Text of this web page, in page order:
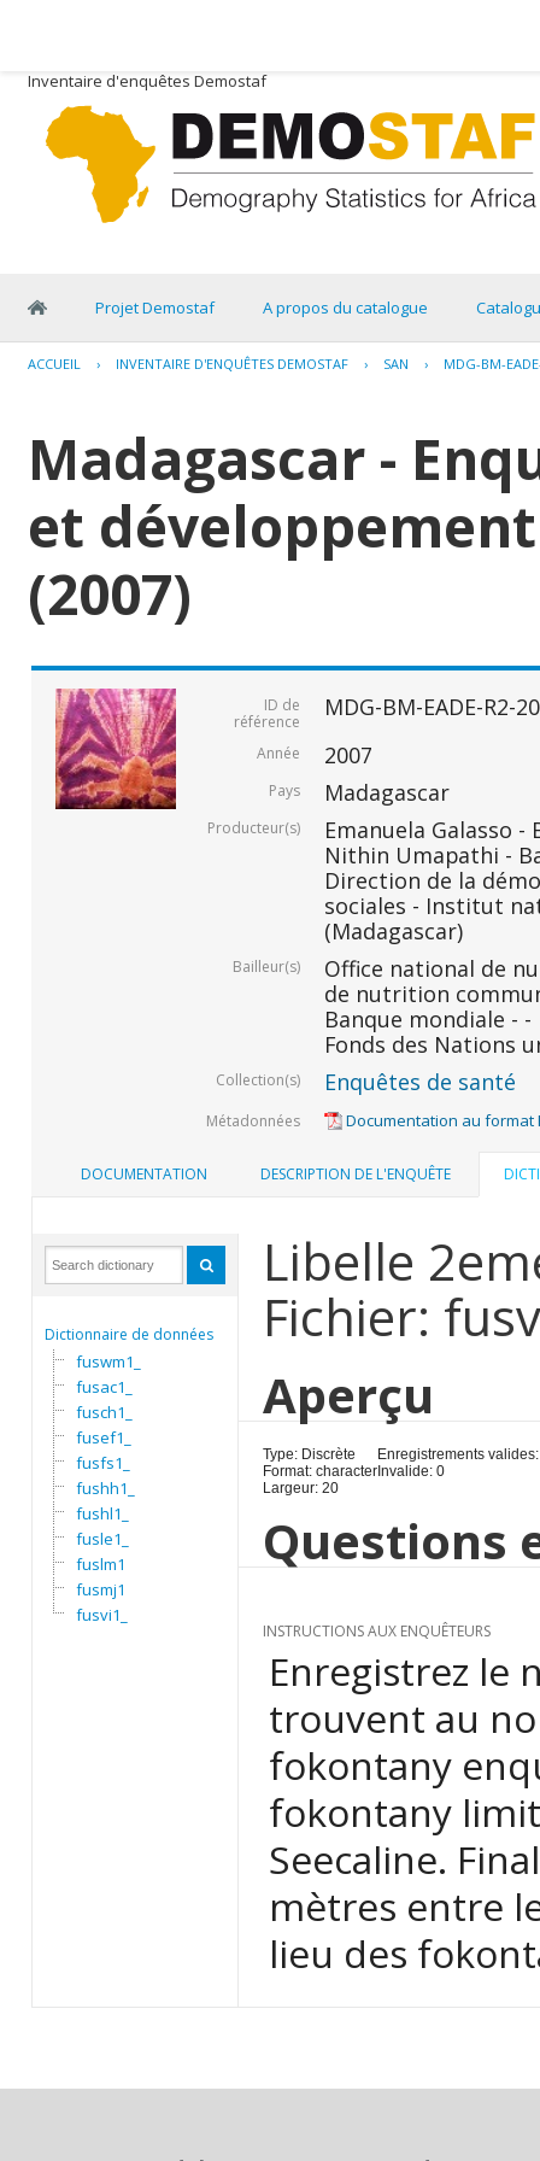
Inventaire d'enquêtes Demostaf
Projet Demostaf A propos du catalogue
ACCUEIL › INVENTAIRE D'ENQUÊTES DEMOSTAF › SAN › MDG-BM-
Madagascar -
et
(2007)
ID de
référence
MDG-BM-EADE-R2-
Année 2007
Pays Madagascar
Producteur(s)
Emanuela Galasso -
Nithin Umapathi -
Direction de la
sociales - Institut
(Madagascar)
Bailleur(s)
Office national de
de nutrition
Banque mondiale - -
Fonds des Nations
Collection(s) Enquêtes de santé
Métadonnées Documentation au format
DOCUMENTATION DESCRIPTION DE L'ENQUÊTE
Dictionnaire de données
fuswm1_
fusac1_
fusch1_
fusef1_
fusfs1_
fushh1_
fushl1_
fusle1_
fuslm1
fusmj1
fusvi1_
Libelle
Fichier:
Aperçu
Type: Discrète
Format: character
Largeur: 20
Enregistrements
Invalide: 0
Questions
INSTRUCTIONS AUX ENQUÊTEURS
Enregistrez le
trouvent au
fokontany
fokontany
Seecaline.
mètres entre
lieu des